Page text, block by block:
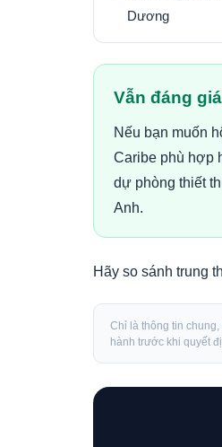
Dương
Vẫn đáng
Nếu bạn muốn
Caribe phù hợp
dự phòng thiết
Anh.
Hãy so sánh trung
Chỉ là thông tin
hành trước khi quyết